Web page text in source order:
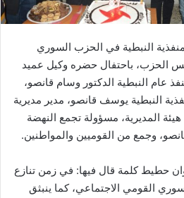
النبطية في الحزب السوري
الحزب، باحتفال حضره وكيل عميد
عام النبطية الدكتور وسام قانصو،
النبطية يوسف قانصو، مدير مديرية
المديرية، مسؤولة تجمع النهضة
وجمع من القوميين والمواطنين.
حطيط كلمة قال فيها: في زمن تنازع
القومي الاجتماعي، كما ينبثق